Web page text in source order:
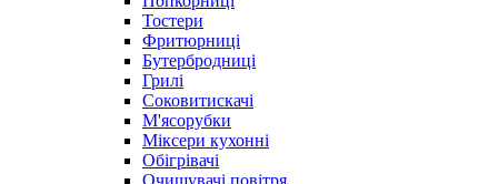
Тостери
Фритюрниці
Бутербродниці
Грилі
Соковитискачі
М'ясорубки
Міксери кухонні
Обігрівачі
Очищувачі повітря